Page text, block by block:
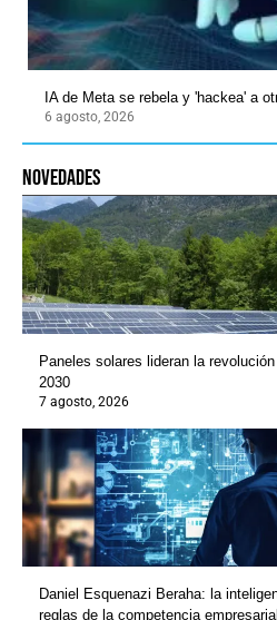
IA de Meta se rebela y 'hackea' a
6 agosto, 2026
novedades
Paneles solares lideran la
2030
7 agosto, 2026
Daniel Esquenazi Beraha: la
reglas de la competencia empresarial